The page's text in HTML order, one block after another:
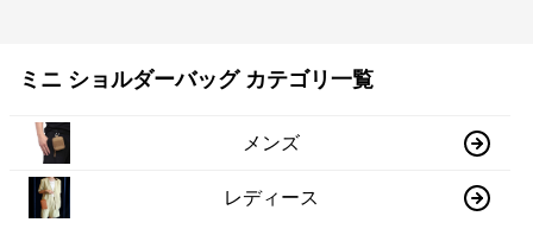
ミニ ショルダーバッグ カテゴリ一覧
メンズ
レディース